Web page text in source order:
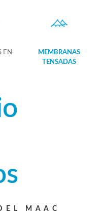
EN
MEMBRANAS
TENSADAS
MAAC